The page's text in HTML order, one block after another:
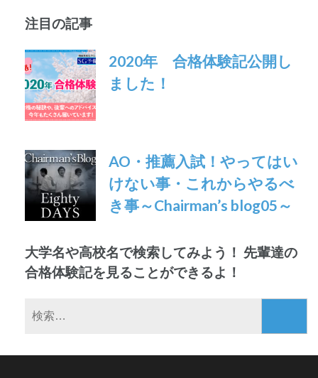
ゲ
シ
ョ
ン
注目の記事
2020年 合格体験記公開し
ました！
AO・推薦入試！やってはい
けない事・これからやるべ
き事～Chairman’s blog05～
大学名や高校名で検索してみよう！ 先輩達の
合格体験記を見ることができるよ！